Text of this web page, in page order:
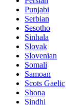
Punjabi
Serbian
Sesotho
Sinhala
Slovak
Slovenian
Somali
Samoan
Scots Gaelic
Shona
Sindhi